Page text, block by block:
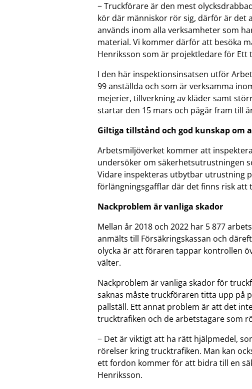
− Truckförare är den mest
kör där människor rör sig, därför är det
används inom alla verksamheter som
material. Vi kommer därför att besöka
Henriksson som är projektledare för Ett
I den här inspektionsinsatsen utför
99 anställda och som är verksamma
mejerier, tillverkning av kläder samt
startar den 15 mars och pågår fram till
Giltiga tillstånd och god kunskap om
Arbetsmiljöverket kommer att
undersöker om säkerhetsutrustningen
Vidare inspekteras utbytbar utrustning
förlängningsgafflar där det finns risk att
Nackproblem är vanliga skador
Mellan år 2018 och 2022 har 5 877
anmälts till Försäkringskassan och
olycka är att föraren tappar kontrollen
välter.
Nackproblem är vanliga skador för
saknas måste truckföraren titta upp på
pallställ. Ett annat problem är att det
trucktrafiken och de arbetstagare som
− Det är viktigt att ha rätt hjälpmedel,
rörelser kring trucktrafiken. Man kan
ett fordon kommer för att bidra till en
Henriksson.